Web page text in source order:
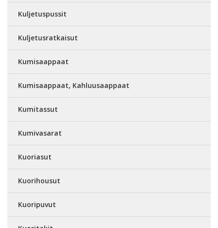
Kuljetuspussit
Kuljetusratkaisut
Kumisaappaat
Kumisaappaat, Kahluusaappaat
Kumitassut
Kumivasarat
Kuoriasut
Kuorihousut
Kuoripuvut